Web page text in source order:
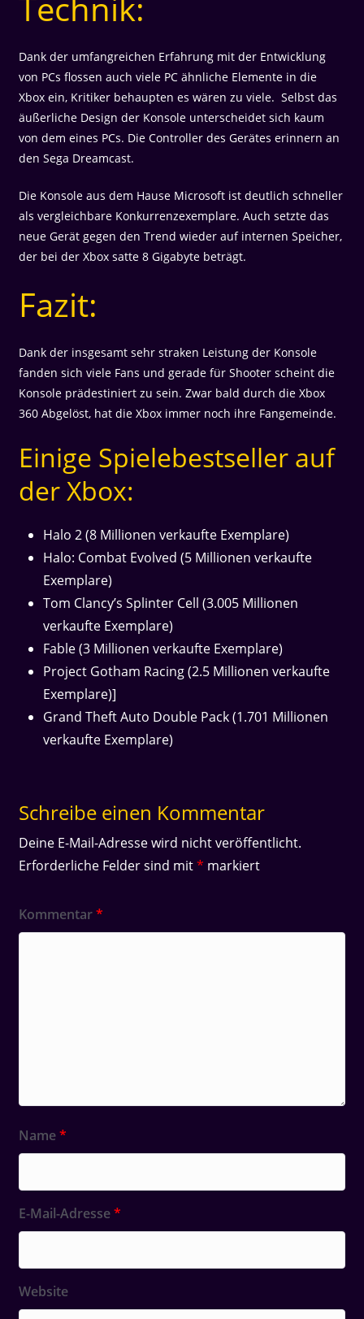
Dank der umfangreichen Erfahrung mit der Entwicklung
von PCs flossen auch viele PC ähnliche Elemente in die
Xbox ein, Kritiker behaupten es wären zu viele. Selbst das
äußerliche Design der Konsole unterscheidet sich kaum
von dem eines PCs. Die Controller des Gerätes erinnern an
den Sega Dreamcast.
Die Konsole aus dem Hause Microsoft ist deutlich schneller
als vergleichbare Konkurrenzexemplare. Auch setzte das
neue Gerät gegen den Trend wieder auf internen Speicher,
der bei der Xbox satte 8 Gigabyte beträgt.
Fazit:
Dank der insgesamt sehr straken Leistung der Konsole
fanden sich viele Fans und gerade für Shooter scheint die
Konsole prädestiniert zu sein. Zwar bald durch die Xbox
360 Abgelöst, hat die Xbox immer noch ihre Fangemeinde.
Einige Spielebestseller auf
der Xbox:
Halo 2 (8 Millionen verkaufte Exemplare)
Halo: Combat Evolved (5 Millionen verkaufte
Exemplare)
Tom Clancy’s Splinter Cell (3.005 Millionen
verkaufte Exemplare)
Fable (3 Millionen verkaufte Exemplare)
Project Gotham Racing (2.5 Millionen verkaufte
Exemplare)]
Grand Theft Auto Double Pack (1.701 Millionen
verkaufte Exemplare)
Schreibe einen Kommentar
Deine E-Mail-Adresse wird nicht veröffentlicht.
Erforderliche Felder sind mit* markiert
Kommentar*
Name*
E-Mail-Adresse*
Website